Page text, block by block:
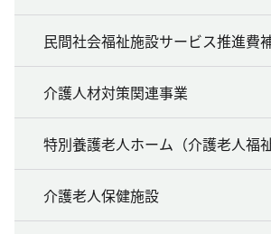
民間社会福祉施設サービス推進費
介護人材対策関連事業
特別養護老人ホーム（介護老人福祉
介護老人保健施設